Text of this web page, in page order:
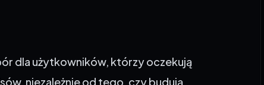
niezależnie od tego, czy budują